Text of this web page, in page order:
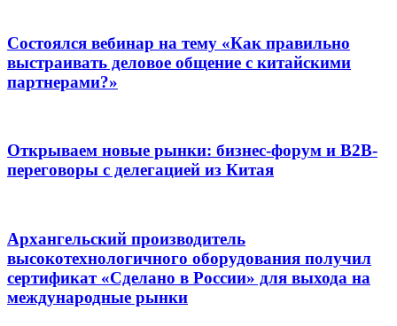
Состоялся вебинар на тему «Как правильно
выстраивать деловое общение с китайскими
партнерами?»
Открываем новые рынки: бизнес-форум и B2B-
переговоры с делегацией из Китая
Архангельский производитель
высокотехнологичного оборудования получил
сертификат «Сделано в России» для выхода на
международные рынки